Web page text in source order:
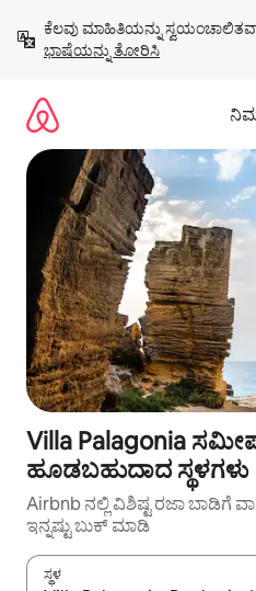
ಹೋಗಿ
ಕೆಲವು ಮಾಹಿತಿಯನ್ನು
ಭಾಷೆಯನ್ನು ತೋರಿಸಿ
Villa Palagonia
ಹೂಡಬಹುದಾದ ಸ್ಥಳಗಳು
Airbnb ನಲ್ಲಿ ವಿಶಿಷ್ಟ ರಜಾ ಬಾಡಿಗೆ
ಇನ್ನಷ್ಟು ಬುಕ್ ಮಾಡಿ
ಸ್ಥಳ